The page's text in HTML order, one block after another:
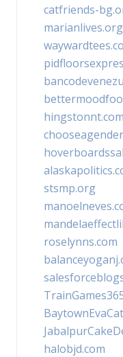
catfriends-
marianlives.org
hingstonnt.com
stsmp.org
roselynns.com
halobjd.com